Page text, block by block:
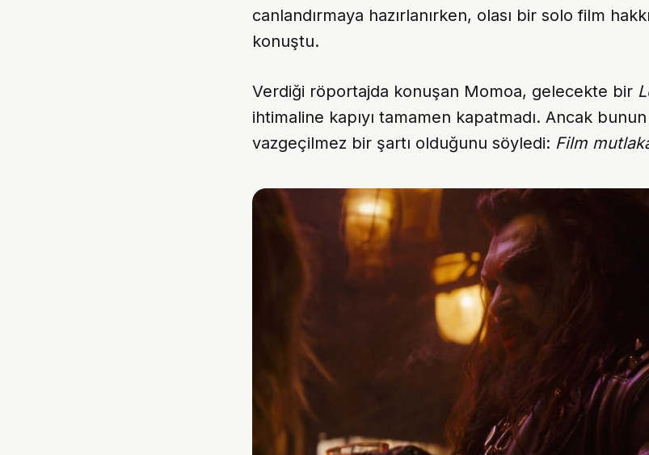
canlandırmaya hazırlanırken, olası bir solo film
konuştu.
Verdiği röportajda konuşan Momoa, gelecekte bir
ihtimaline kapıyı tamamen kapatmadı. Ancak
vazgeçilmez bir şartı olduğunu söyledi: Film